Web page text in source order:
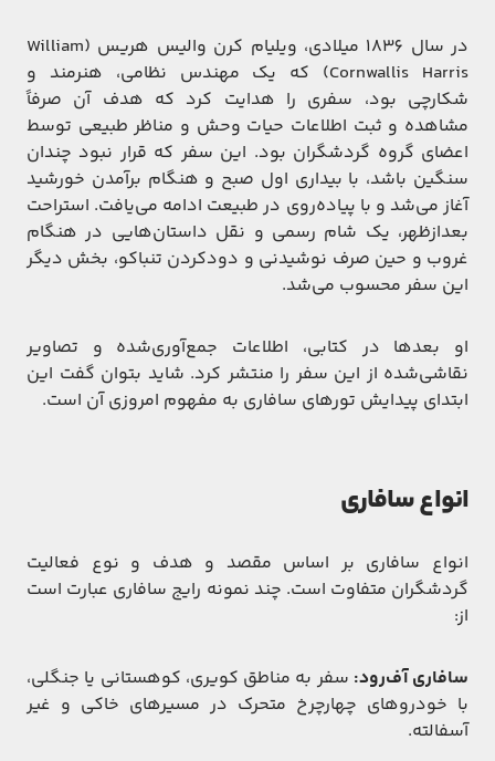
در سال 1836 میلادی، ویلیام کرن والیس هریس (William
Cornwallis Harris) که یک مهندس نظامی، هنرمند و
شکارچی بود، سفری را هدایت کرد که هدف آن صرفاً
مشاهده و ثبت اطلاعات حیات وحش و مناظر طبیعی توسط
اعضای گروه گردشگران بود. این سفر که قرار نبود چندان
سنگین باشد، با بیداری اول صبح و هنگام برآمدن خورشید
آغاز می‌شد و با پیاده‌روی در طبیعت ادامه می‌یافت. استراحت
بعدازظهر، یک شام رسمی و نقل داستان‌هایی در هنگام
غروب و حین صرف نوشیدنی و دودکردن تنباکو، بخش دیگر
این سفر محسوب می‌شد.
او بعدها در کتابی، اطلاعات جمع‌آوری‌شده و تصاویر
نقاشی‌شده از این سفر را منتشر کرد. شاید بتوان گفت این
ابتدای پیدایش تورهای سافاری به مفهوم امروزی آن است.
انواع سافاری
انواع سافاری بر اساس مقصد و هدف و نوع فعالیت
گردشگران متفاوت است. چند نمونه رایج سافاری عبارت است
از:
سافاری آف‌رود: سفر به مناطق کویری، کوهستانی یا جنگلی،
با خودروهای چهارچرخ متحرک در مسیرهای خاکی و غیر
آسفالته.